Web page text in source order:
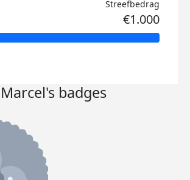
Streefbedrag
€1.000
Marcel's badges